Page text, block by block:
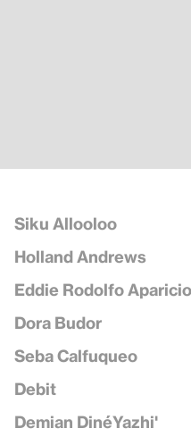
Siku Allooloo
Holland Andrews
Eddie Rodolfo Aparicio
Dora Budor
Seba Calfuqueo
Debit
Demian DinéYazhi'